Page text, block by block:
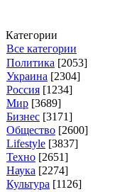
Категории
Все категории
Политика [2053]
Украина [2304]
Россия [1234]
Мир [3689]
Бизнес [3171]
Общество [2600]
Lifestyle [3837]
Техно [2651]
Наука [2274]
Культура [1126]